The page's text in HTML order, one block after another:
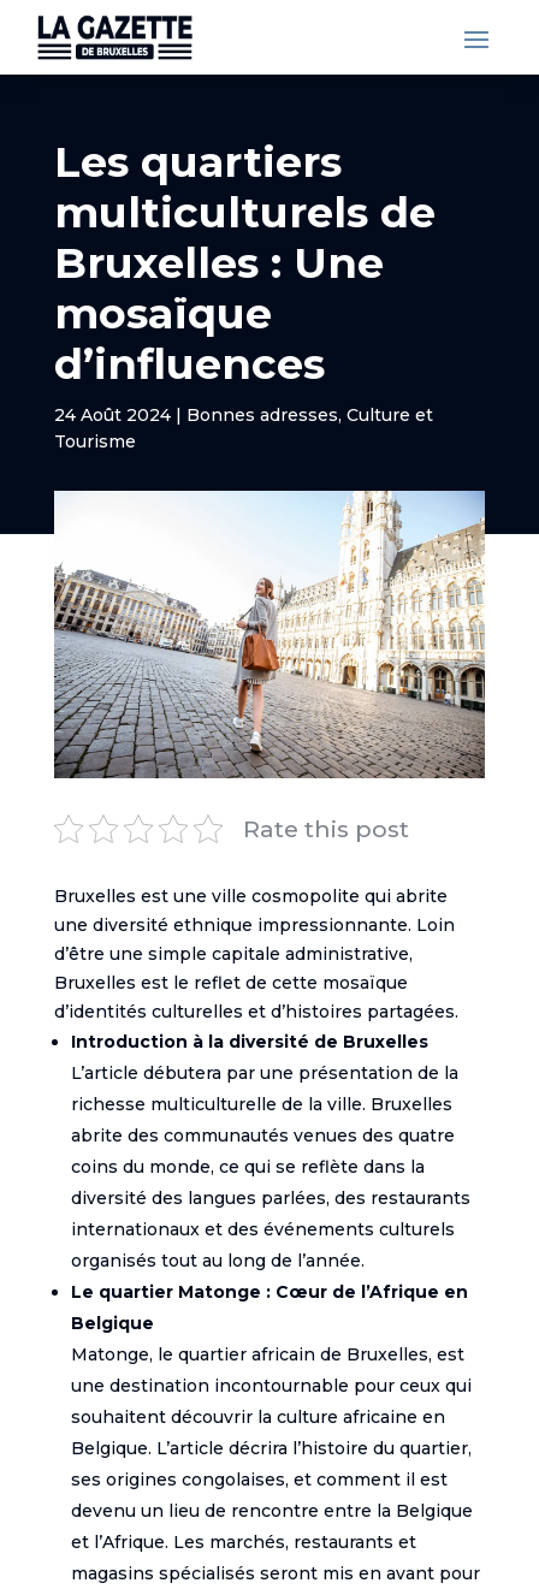
Les quartiers
multiculturels de
Bruxelles : Une
mosaïque
d’influences
24 Août 2024| Bonnes adresses, Culture et
Tourisme
Rate this post
Bruxelles est une ville cosmopolite qui abrite
une diversité ethnique impressionnante. Loin
d’être une simple capitale administrative,
Bruxelles est le reflet de cette mosaïque
d’identités culturelles et d’histoires partagées.
Introduction à la diversité de Bruxelles
L’article débutera par une présentation de la
richesse multiculturelle de la ville. Bruxelles
abrite des communautés venues des quatre
coins du monde, ce qui se reflète dans la
diversité des langues parlées, des restaurants
internationaux et des événements culturels
organisés tout au long de l’année.
Le quartier Matonge : Cœur de l’Afrique en
Belgique
Matonge, le quartier africain de Bruxelles, est
une destination incontournable pour ceux qui
souhaitent découvrir la culture africaine en
Belgique. L’article décrira l’histoire du quartier,
ses origines congolaises, et comment il est
devenu un lieu de rencontre entre la Belgique
et l’Afrique. Les marchés, restaurants et
magasins spécialisés seront mis en avant pour